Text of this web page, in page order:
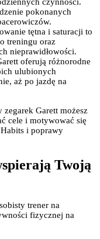
czynności.
pokonanych
tętna i saturacji to
treningu oraz
nieprawidłowości.
oferują różnorodne
ulubionych
aż po jazdę na
Garett możesz
cele i motywować się
i poprawy
Twoją
trener na
fizycznej na